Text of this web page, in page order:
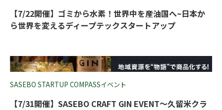
【7/22開催】ゴミから水素！世界中を産油国へ~日本か
ら世界を変えるディープテックスタートアップ
SASEBO STARTUP COMPASSイベント
【7/31開催】SASEBO CRAFT GIN EVENT～久留米クラ